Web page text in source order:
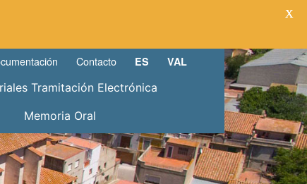
Contacto ES
VAL
Tramitación Electrónica
Memoria Oral
X